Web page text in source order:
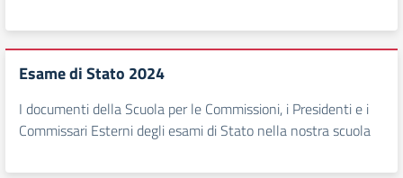
Esame di Stato 2024
I documenti della Scuola per le Commissioni, i Presidenti e i
Commissari Esterni degli esami di Stato nella nostra scuola